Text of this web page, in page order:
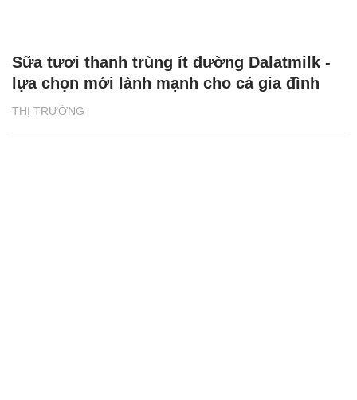
THỊ TRƯỜNG
Sữa tươi thanh trùng ít đường Dalatmilk -
lựa chọn mới lành mạnh cho cả gia đình